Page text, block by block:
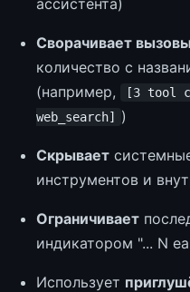
ассистента)
Сворачивает
количество с
(например,
[3 tool
web_search]
)
Скрывает
инструментов и
Ограничивает
индикатором "... N
Использует